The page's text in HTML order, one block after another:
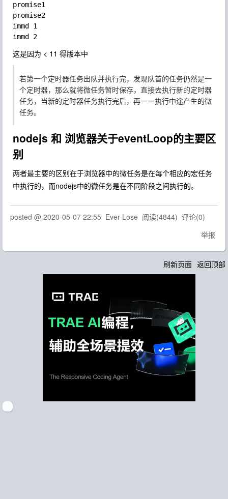
promise1
promise2
immd 1
这是因为 < 11 得版本中
若第一个定时器任务出队并执行完，发现队首的任务仍然是一
个定时器，那么就将微任务暂时保存，直接去执行新的定时器
任务，当新的定时器任务执行完后，再一一执行中途产生的微
任务。
nodejs 和 浏览器关于eventLoop的主要区
别
两者最主要的区别在于浏览器中的微任务是在每个相应的宏任务
中执行的，而nodejs中的微任务是在不同阶段之间执行的。
posted @ 2020-05-07 22:55 Ever-Lose 阅读(4844) 评论(0)
举报
刷新页面 返回顶部